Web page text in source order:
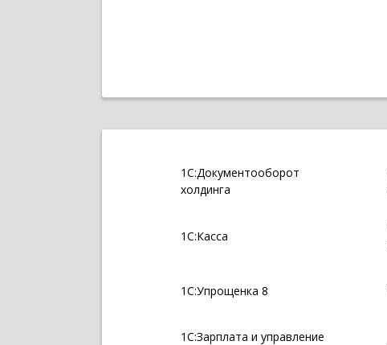
1С:Документооборот
холдинга
1С:Касса
1С:Упрощенка 8
1С:Зарплата и управление